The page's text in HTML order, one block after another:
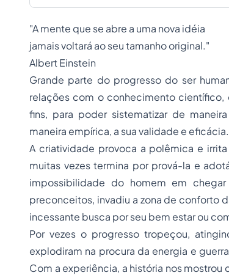
"A mente que se abre a uma nova idéia
jamais voltará ao seu tamanho original."
Albert Einstein
Grande parte do progresso do ser
relações com o conhecimento
fins, para poder sistematizar de
maneira empírica, a sua validade e eficácia.
A criatividade provoca a polêmica e
muitas vezes termina por prová-la e
impossibilidade do homem em
preconceitos, invadiu a zona de conforto
incessante busca por seu bem estar ou
Por vezes o progresso tropeçou,
explodiram na procura da energia e
Com a experiência, a história nos